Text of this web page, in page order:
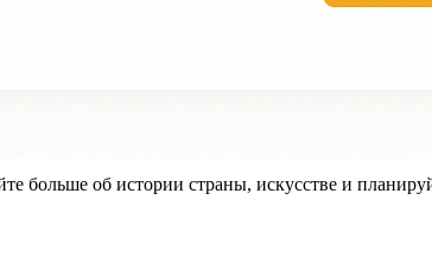
больше об истории страны, искусстве и